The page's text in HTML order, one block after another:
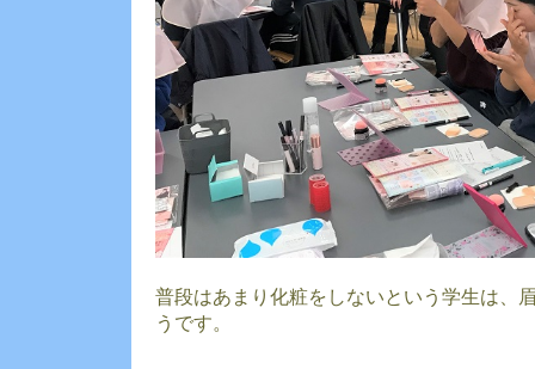
普段はあまり化粧をしないという学生は、
うです。